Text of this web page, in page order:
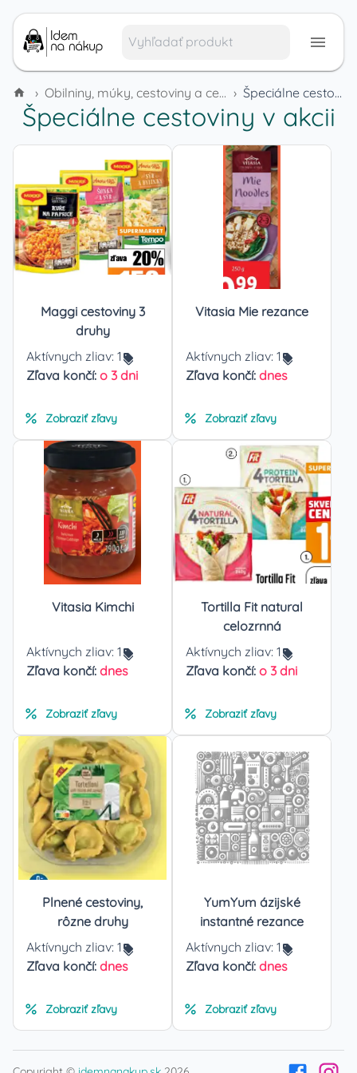
› Obilniny, múky, cestoviny a cereálie › Špeciálne cestoviny
Špeciálne cestoviny v akcii
Maggi cestoviny 3
druhy
Aktívnych zliav: 1
Zľava končí: o 3 dni
Zobraziť zľavy
Vitasia Mie rezance
Aktívnych zliav: 1
Zľava končí: dnes
Zobraziť zľavy
Vitasia Kimchi
Aktívnych zliav: 1
Zľava končí: dnes
Zobraziť zľavy
Tortilla Fit natural
celozrnná
Aktívnych zliav: 1
Zľava končí: o 3 dni
Zobraziť zľavy
Plnené cestoviny,
rôzne druhy
Aktívnych zliav: 1
Zľava končí: dnes
Zobraziť zľavy
YumYum ázijské
instantné rezance
Aktívnych zliav: 1
Zľava končí: dnes
Zobraziť zľavy